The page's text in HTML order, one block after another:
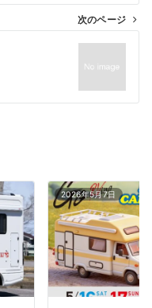
次のページ
2026年5月7日